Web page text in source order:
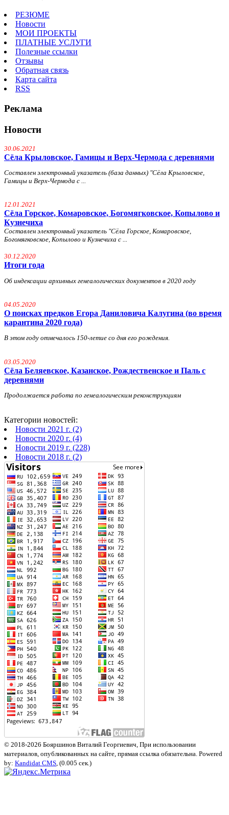
РЕЗЮМЕ
Новости
МОИ ПРОЕКТЫ
ПЛАТНЫЕ УСЛУГИ
Полезные ссылки
Отзывы
Обратная связь
Карта сайта
RSS
Реклама
Новости
30.06.2021
Сёла Крыловское, Гамицы и Верх-Чермода с деревнями
Составлен электронный указатель (база данных) "Сёла Крыловское,
Гамицы и Верх-Чермода с ...
12.01.2021
Сёла Горское, Комаровское, Богомягковское, Копылово и
Кузнечиха
Составлен электронный указатель "Сёла Горское, Комаровское,
Богомягковское, Копылово и Кузнечиха с ...
30.12.2020
Итоги года
Об индексации архивных генеалогических документов в 2020 году
04.05.2020
О поисках предков Егора Даниловича Калугина (во время
карантина 2020 года)
В этом году отмечалось 150-летие со дня его рождения.
03.05.2020
Сёла Беляевское, Казанское, Рождественское и Паль с
деревнями
Продолжается работа по генеалогическим реконструкциям
Категории новостей:
Новости 2021 г. (2)
Новости 2020 г. (4)
Новости 2019 г. (228)
Новости 2018 г. (2)
© 2018-2026 Бояршинов Виталий Георгиевич, При использовании
материалов, опубликованных на сайте, прямая ссылка обязательна. Powered
by: Kandidat CMS, (0.005 сек.)